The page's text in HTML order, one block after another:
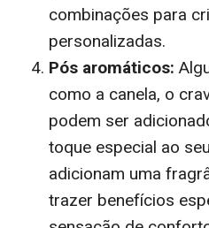
combinações para
personalizadas.
Pós aromáticos:
como a canela, o
podem ser
toque especial ao
adicionam uma
trazer benefícios